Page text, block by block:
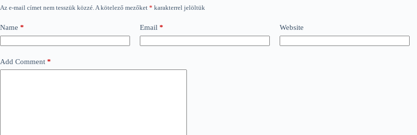
Az e-mail címet nem tesszük közzé.A kötelező mezőket * karakterrel jelöltük
Name * Email * Website
Add Comment *